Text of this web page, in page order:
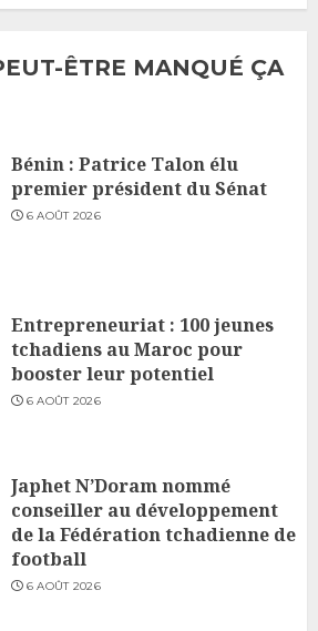
ÊTRE MANQUÉ ÇA
Bénin : Patrice Talon élu
premier président du Sénat
6 AOÛT 2026
Entrepreneuriat : 100 jeunes
tchadiens au Maroc pour
booster leur potentiel
6 AOÛT 2026
Japhet N’Doram nommé
conseiller au développement
de la Fédération tchadienne de
football
6 AOÛT 2026